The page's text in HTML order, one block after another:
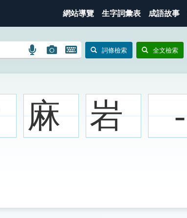
網站導覽 生字詞彙表 成語故事
語
搜
圖
示
圖
搜
圖
示
開
鍵
圖
詞條檢索 全文檢索
麻 岩 -